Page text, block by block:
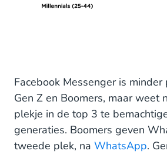
Facebook Messenger is
Gen Z en Boomers, maar weet
plekje in de top 3 te
generaties. Boomers geven
tweede plek, na WhatsApp.